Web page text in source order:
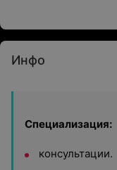
Инфо
Специализация:
консультации.